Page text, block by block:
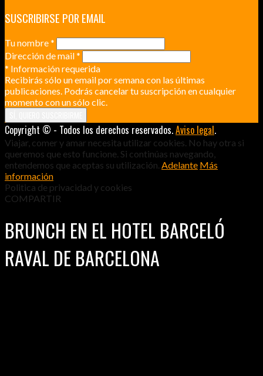
SUSCRIBIRSE POR EMAIL
Tu nombre*
Dirección de mail*
* Información requerida
Recibirás sólo un email por semana con las últimas
publicaciones. Podrás cancelar tu suscripción en cualquier
momento con un sólo clic.
Copyright © - Todos los derechos reservados.Aviso legal.
Viajar, comer y amar necesita utilizar cookies. No hay otra si
queremos que esto funcione. Si continúas navegando,
entendemos que aceptas su utilización. Adelante Más
información
Politica de privacidad y cookies
COMPARTIR
BRUNCH EN EL HOTEL BARCELÓ
RAVAL DE BARCELONA